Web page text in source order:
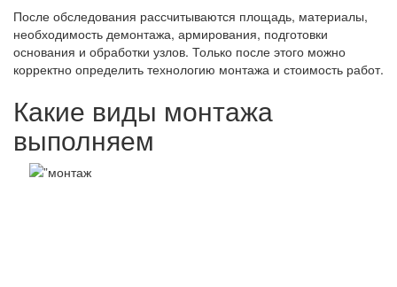
После обследования рассчитываются площадь, материалы,
необходимость демонтажа, армирования, подготовки
основания и обработки узлов. Только после этого можно
корректно определить технологию монтажа и стоимость работ.
Какие виды монтажа
выполняем